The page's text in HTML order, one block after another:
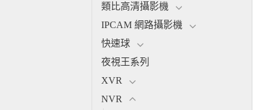
類比高清攝影機
IPCAM 網路攝影機
快速球
夜視王系列
XVR
NVR